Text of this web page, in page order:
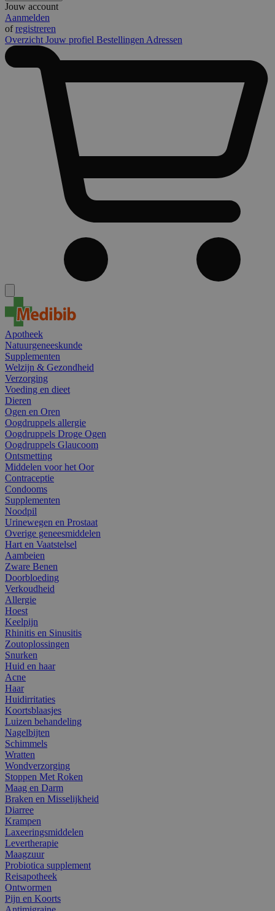
Jouw account
Aanmelden
ofregistreren
Overzicht Jouw profiel Bestellingen Adressen
Apotheek
Natuurgeneeskunde
Supplementen
Welzijn & Gezondheid
Verzorging
Voeding en dieet
Dieren
Ogen en Oren
Oogdruppels allergie
Oogdruppels Droge Ogen
Oogdruppels Glaucoom
Ontsmetting
Middelen voor het Oor
Contraceptie
Condooms
Supplementen
Noodpil
Urinewegen en Prostaat
Overige geneesmiddelen
Hart en Vaatstelsel
Aambeien
Zware Benen
Doorbloeding
Verkoudheid
Allergie
Hoest
Keelpijn
Rhinitis en Sinusitis
Zoutoplossingen
Snurken
Huid en haar
Acne
Haar
Huidirritaties
Koortsblaasjes
Luizen behandeling
Nagelbijten
Schimmels
Wratten
Wondverzorging
Stoppen Met Roken
Maag en Darm
Braken en Misselijkheid
Diarree
Krampen
Laxeeringsmiddelen
Levertherapie
Maagzuur
Probiotica supplement
Reisapotheek
Ontwormen
Pijn en Koorts